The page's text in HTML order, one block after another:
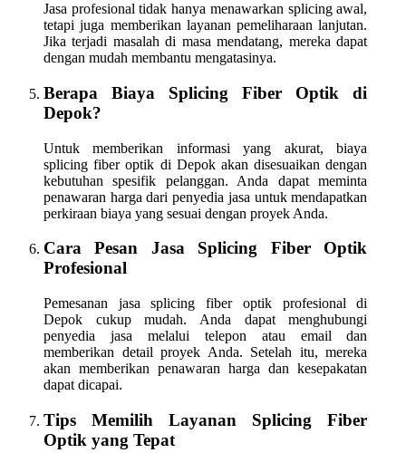
Jasa profesional tidak hanya menawarkan splicing awal,
tetapi juga memberikan layanan pemeliharaan lanjutan.
Jika terjadi masalah di masa mendatang, mereka dapat
dengan mudah membantu mengatasinya.
Berapa Biaya Splicing Fiber Optik di
Depok?
Untuk memberikan informasi yang akurat, biaya
splicing fiber optik di Depok akan disesuaikan dengan
kebutuhan spesifik pelanggan. Anda dapat meminta
penawaran harga dari penyedia jasa untuk mendapatkan
perkiraan biaya yang sesuai dengan proyek Anda.
Cara Pesan Jasa Splicing Fiber Optik
Profesional
Pemesanan jasa splicing fiber optik profesional di
Depok cukup mudah. Anda dapat menghubungi
penyedia jasa melalui telepon atau email dan
memberikan detail proyek Anda. Setelah itu, mereka
akan memberikan penawaran harga dan kesepakatan
dapat dicapai.
Tips Memilih Layanan Splicing Fiber
Optik yang Tepat